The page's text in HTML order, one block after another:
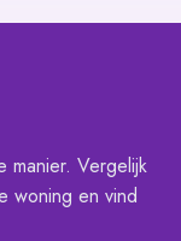
manier. Vergelijk
woning en vind